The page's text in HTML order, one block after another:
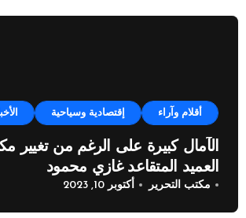
أقلام وآراء إقتصادية وسياحية
الآمال كبيرة على الرغم من تغيير
العميد المتقاعد غازي محمود
مكتب التحرير أكتوبر 10, 2023